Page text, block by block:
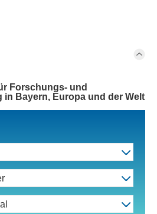
Forschungs- und
in Bayern, Europa und der Welt